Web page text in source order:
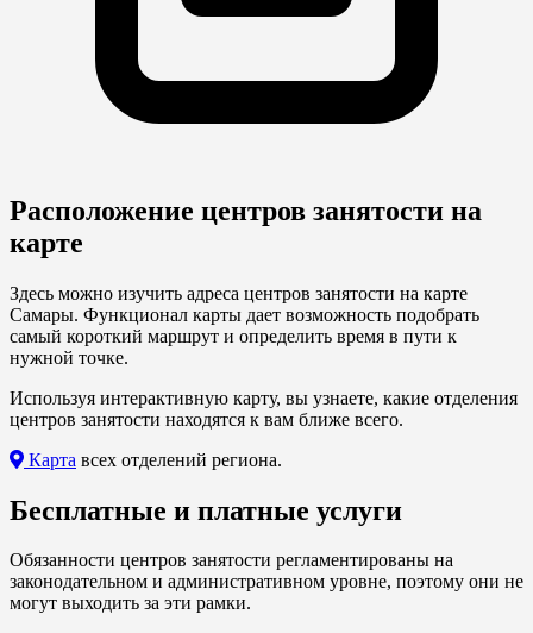
Расположение центров занятости на
карте
Здесь можно изучить адреса центров занятости на карте
Самары. Функционал карты дает возможность подобрать
самый короткий маршрут и определить время в пути к
нужной точке.
Используя интерактивную карту, вы узнаете, какие отделения
центров занятости находятся к вам ближе всего.
Карта всех отделений региона.
Бесплатные и платные услуги
Обязанности центров занятости регламентированы на
законодательном и административном уровне, поэтому они не
могут выходить за эти рамки.